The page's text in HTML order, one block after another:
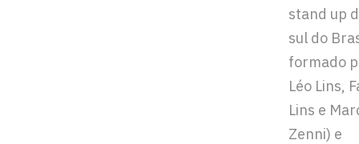
stand up
sul do
formado
Léo Lins,
Lins e
Zenni) e